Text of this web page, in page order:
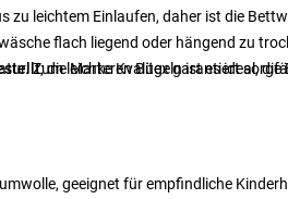
zu leichtem Einlaufen, daher ist die
flach liegend oder hängend zu
Zum leichteren Bügeln ist es ideal,
; die Marke Kvalitex garantiert
geeignet für empfindliche